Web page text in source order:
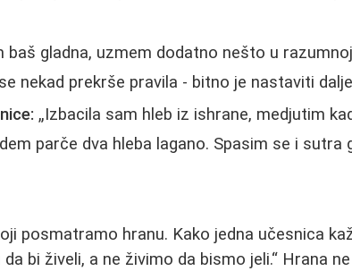
baš gladna, uzmem dodatno nešto u
nekad prekrše pravila - bitno je nastaviti
Izbacila sam hleb iz ishrane, medjutim
parče dva hleba lagano. Spasim se i sutra
posmatramo hranu. Kako jedna učesnica
bi živeli, a ne živimo da bismo jeli.
Hrana